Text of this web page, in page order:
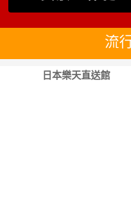
熱搜 抽7777點
熱搜 熱門飯店推
流
日本樂天直送館